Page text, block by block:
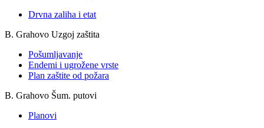
Drvna zaliha i etat
B. Grahovo Uzgoj zaštita
Pošumljavanje
Endemi i ugrožene vrste
Plan zaštite od požara
B. Grahovo Šum. putovi
Planovi